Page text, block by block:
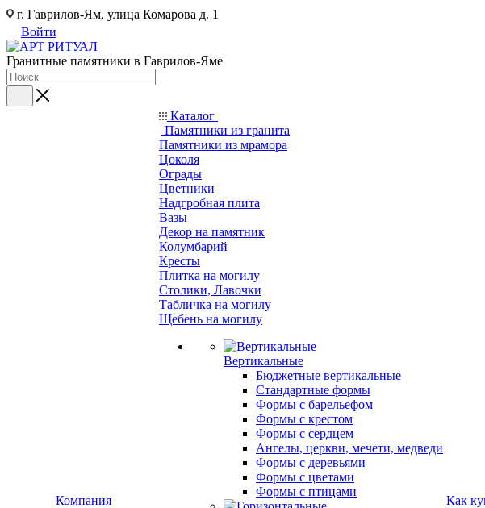
г. Гаврилов-Ям, улица Комарова д. 1
Войти
Гранитные памятники в Гаврилов-Яме
Компания
Каталог
Памятники из гранита
Памятники из мрамора
Цоколя
Ограды
Цветники
Надгробная плита
Вазы
Декор на памятник
Колумбарий
Кресты
Плитка на могилу
Столики, Лавочки
Табличка на могилу
Щебень на могилу
Вертикальные
Бюджетные вертикальные
Стандартные формы
Формы с барельефом
Формы с крестом
Формы с сердцем
Ангелы, церкви, мечети, медведи
Формы с деревьями
Формы с цветами
Формы с птицами
Как